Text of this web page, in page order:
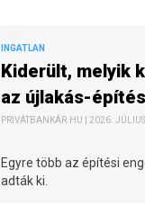
INGATLAN
Kiderült, melyik
az újlakás-
PRIVÁTBANKÁR.HU | 2026.
Egyre több az építési
adták ki.